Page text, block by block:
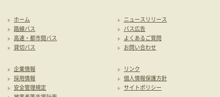
ホーム
路線バス
高速・都市間バス
貸切バス
ニュースリリース
バス広告
よくあるご質問
お問い合わせ
企業情報
採用情報
安全管理規定
リンク
個人情報保護方針
サイトポリシー